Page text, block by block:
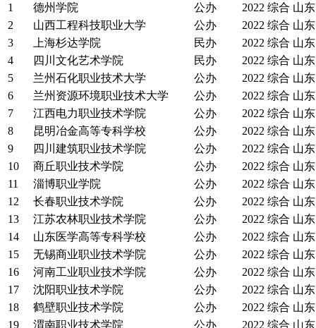
1
德州学院 公办 2022 综合 山东
2
山西工程科技职业大学 公办 2022 综合 山东
3
上海杉达学院 民办 2022 综合 山东
4
四川文化艺术学院 民办 2022 综合 山东
5
兰州石化职业技术大学 公办 2022 综合 山东
6
兰州资源环境职业技术大学 公办 2022 综合 山东
7
江西电力职业技术学院 公办 2022 综合 山东
8
昆明冶金高等专科学校 公办 2022 综合 山东
9
四川建筑职业技术学院 公办 2022 综合 山东
10
商丘职业技术学院 公办 2022 综合 山东
11
淄博职业学院 公办 2022 综合 山东
12
长春职业技术学院 公办 2022 综合 山东
13
江苏农林职业技术学院 公办 2022 综合 山东
14
山东医学高等专科学校 公办 2022 综合 山东
15
无锡商业职业技术学院 公办 2022 综合 山东
16
河南工业职业技术学院 公办 2022 综合 山东
17
沈阳职业技术学院 公办 2022 综合 山东
18
鹤壁职业技术学院 公办 2022 综合 山东
19
渭南职业技术学院 公办 2022 综合 山东